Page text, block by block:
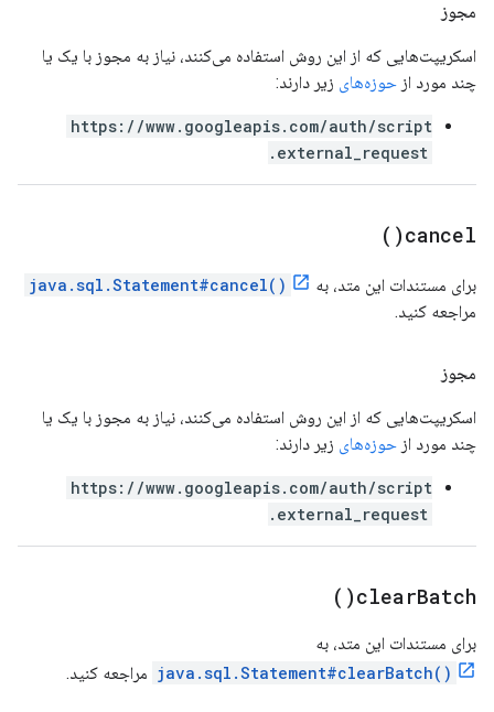
مجوز
اسکریپت‌هایی که از این روش استفاده می‌کنند، نیاز به مجوز با یک یا
چند مورد از حوزه‌های زیر دارند:
https://www.googleapis.com/auth/script
.external_request
cancel(
)
برای مستندات این متد، به
java.sql.Statement#cancel()
مراجعه کنید.
مجوز
اسکریپت‌هایی که از این روش استفاده می‌کنند، نیاز به مجوز با یک یا
چند مورد از حوزه‌های زیر دارند:
https://www.googleapis.com/auth/script
.external_request
clearBatch(
)
برای مستندات این متد، به
java.sql.Statement#clearBatch() مراجعه کنید.